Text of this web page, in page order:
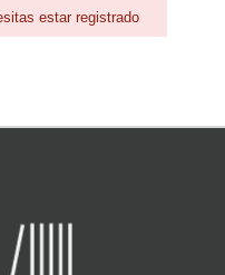
estar registrado